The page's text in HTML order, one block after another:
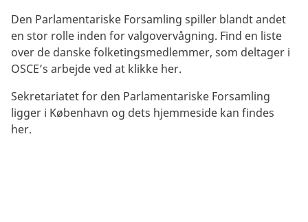
Den Parlamentariske Forsamling spiller blandt andet
en stor rolle inden for valgovervågning. Find en liste
over de danske folketingsmedlemmer, som deltager i
OSCE’s arbejde ved at klikke her.
Sekretariatet for den Parlamentariske Forsamling
ligger i København og dets hjemmeside kan findes
her.